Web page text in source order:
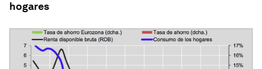
hogares